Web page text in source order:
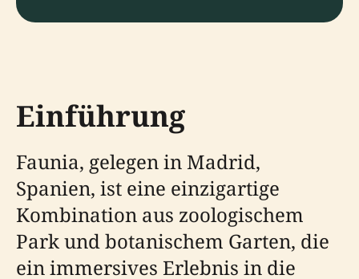
Einführung
Faunia, gelegen in Madrid,
Spanien, ist eine einzigartige
Kombination aus zoologischem
Park und botanischem Garten, die
ein immersives Erlebnis in die